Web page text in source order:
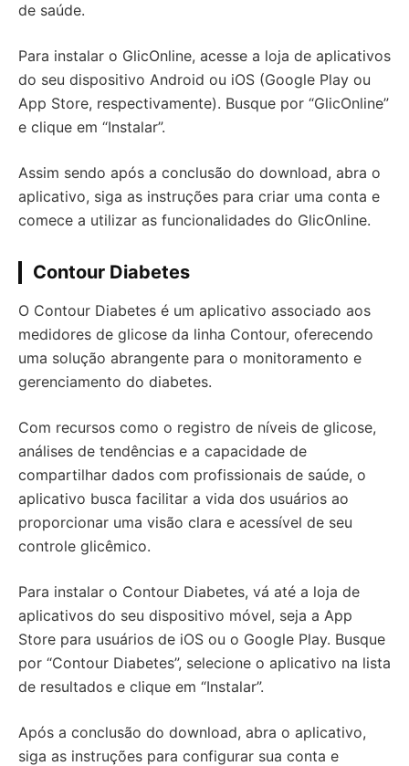
de saúde.
Para instalar o GlicOnline, acesse a loja de aplicativos
do seu dispositivo Android ou iOS (Google Play ou
App Store, respectivamente). Busque por “GlicOnline”
e clique em “Instalar”.
Assim sendo após a conclusão do download, abra o
aplicativo, siga as instruções para criar uma conta e
comece a utilizar as funcionalidades do GlicOnline.
Contour Diabetes
O Contour Diabetes é um aplicativo associado aos
medidores de glicose da linha Contour, oferecendo
uma solução abrangente para o monitoramento e
gerenciamento do diabetes.
Com recursos como o registro de níveis de glicose,
análises de tendências e a capacidade de
compartilhar dados com profissionais de saúde, o
aplicativo busca facilitar a vida dos usuários ao
proporcionar uma visão clara e acessível de seu
controle glicêmico.
Para instalar o Contour Diabetes, vá até a loja de
aplicativos do seu dispositivo móvel, seja a App
Store para usuários de iOS ou o Google Play. Busque
por “Contour Diabetes”, selecione o aplicativo na lista
de resultados e clique em “Instalar”.
Após a conclusão do download, abra o aplicativo,
siga as instruções para configurar sua conta e